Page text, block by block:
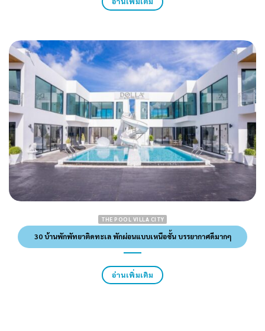
THE POOL VILLA CITY
30 บ้านพักพัทยาติดทะเล พักผ่อนแบบเหนือชั้น บรรยากาศดีมากๆ
อ่านเพิ่มเติม